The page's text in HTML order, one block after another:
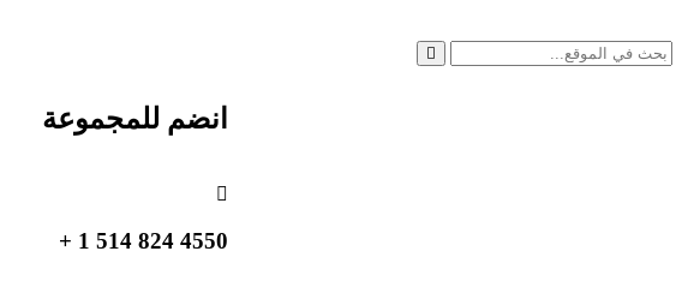
انضم للمجموعة
4550 824 514 1 +